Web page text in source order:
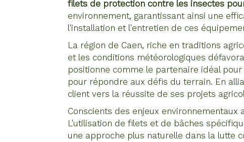
filets de protection contre les insectes
environnement, garantissant ainsi une
l'installation et l'entretien de ces
La région de Caen, riche en traditions
et les conditions météorologiques
positionne comme le partenaire idéal
pour répondre aux défis du terrain. En
client vers la réussite de ses projets
Conscients des enjeux
L'utilisation de filets et de bâches
une approche plus naturelle dans la lutte